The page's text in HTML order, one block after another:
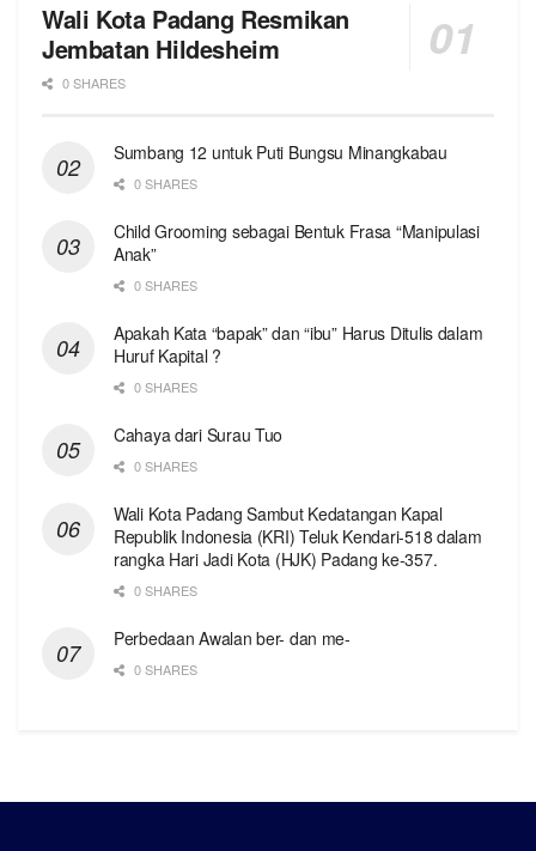
Wali Kota Padang Resmikan
Jembatan Hildesheim
0 SHARES
Sumbang 12 untuk Puti Bungsu Minangkabau
0 SHARES
Child Grooming sebagai Bentuk Frasa “Manipulasi
Anak”
0 SHARES
Apakah Kata “bapak” dan “ibu” Harus Ditulis dalam
Huruf Kapital ?
0 SHARES
Cahaya dari Surau Tuo
0 SHARES
Wali Kota Padang Sambut Kedatangan Kapal
Republik Indonesia (KRI) Teluk Kendari-518 dalam
rangka Hari Jadi Kota (HJK) Padang ke-357.
0 SHARES
Perbedaan Awalan ber- dan me-
0 SHARES